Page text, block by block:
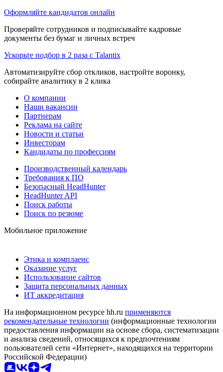
Оформляйте кандидатов онлайн
Проверяйте сотрудников и подписывайте кадровые
документы без бумаг и личных встреч
Ускорьте подбор в 2 раза с Talantix
Автоматизируйте сбор откликов, настройте воронку,
собирайте аналитику в 2 клика
О компании
Наши вакансии
Партнерам
Реклама на сайте
Новости и статьи
Инвесторам
Кандидаты по профессиям
Производственный календарь
Требования к ПО
Безопасный HeadHunter
HeadHunter API
Поиск работы
Поиск по резюме
Мобильное приложение
Этика и комплаенс
Оказание услуг
Использование сайтов
Защита персональных данных
ИТ аккредитация
На информационном ресурсе hh.ru применяются
рекомендательные технологии (информационные технологии
предоставления информации на основе сбора, систематизации
и анализа сведений, относящихся к предпочтениям
пользователей сети «Интернет», находящихся на территории
Российской Федерации)